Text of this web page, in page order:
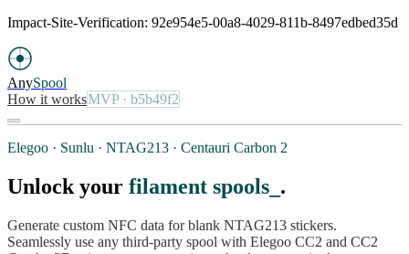
Impact-Site-Verification: 92e954e5-00a8-4029-811b-8497edbed35d
AnySpool
How it worksMVP· b5b49f2
Elegoo · Sunlu · NTAG213 · Centauri Carbon 2
Unlock your filament spools .
Generate custom NFC data for blank NTAG213 stickers.
Seamlessly use any third-party spool with Elegoo CC2 and CC2